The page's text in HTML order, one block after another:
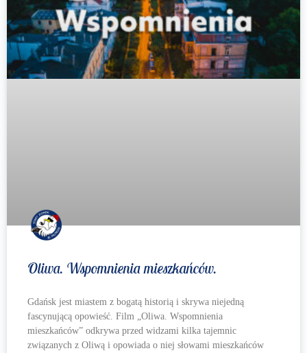
Oliwa. Wspomnienia mieszkańców.
Gdańsk jest miastem z bogatą historią i skrywa niejedną
fascynującą opowieść. Film „Oliwa. Wspomnienia
mieszkańców” odkrywa przed widzami kilka tajemnic
związanych z Oliwą i opowiada o niej słowami mieszkańców